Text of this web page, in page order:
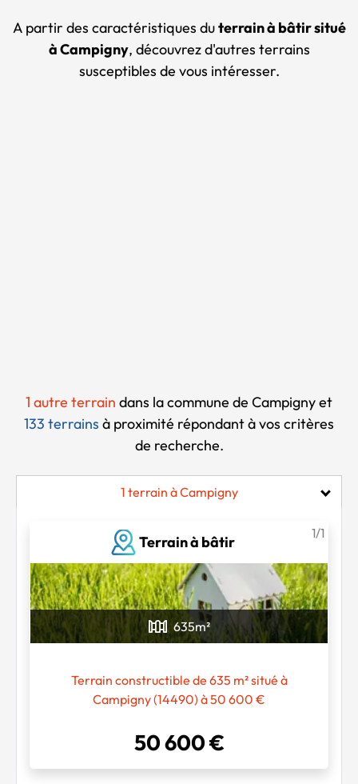
A partir des caractéristiques duterrain à bâtir situé
à Campigny, découvrez d'autres terrains
susceptibles de vous intéresser.
1 autre terrain dans la commune de Campigny et
133 terrains à proximité répondant à vos critères
de recherche.
Chargement...
1 terrain à Campigny
Terrain à bâtir
1/1
635m²
Terrain constructible de 635 m² situé à
Campigny (14490) à 50 600 €
50 600 €